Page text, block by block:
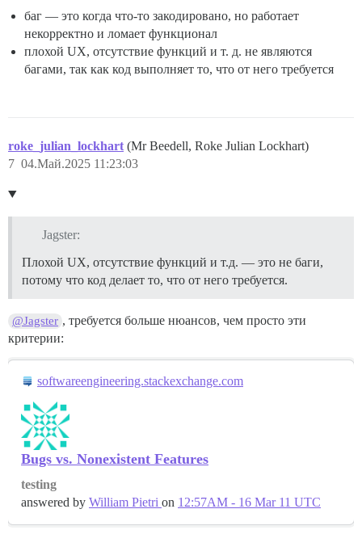
баг — это когда что-то закодировано, но работает
некорректно и ломает функционал
плохой UX, отсутствие функций и т. д. не являются
багами, так как код выполняет то, что от него требуется
roke_julian_lockhart (Mr Beedell, Roke Julian Lockhart)
04.Май.2025 11:23:03
7
Jagster:
Плохой UX, отсутствие функций и т.д. — это не баги,
потому что код делает то, что от него требуется.
@Jagster , требуется больше нюансов, чем просто эти
критерии:
softwareengineering.stackexchange.com
Bugs vs. Nonexistent Features
testing
answered by William Pietri on 12:57AM - 16 Mar 11 UTC